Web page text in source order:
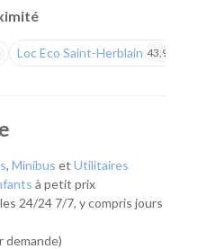
vous profitez d'un large
vos déplacements
week-end sur la côte,
véhicule ou encore
guérandaise, le Parc
communes du littoral.
Loc Eco Saint-Herblain 43,9 km
, Minibus et Utilitaires
à petit prix
24/24 7/7, y compris jours
demande)